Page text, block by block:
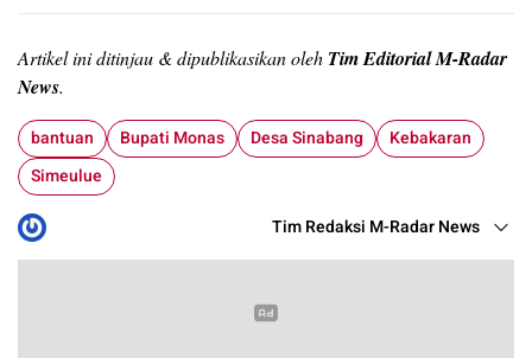
Artikel ini ditinjau & dipublikasikan oleh Tim Editorial M-Radar
News.
bantuan Bupati Monas Desa Sinabang
Kebakaran
Simeulue
Tim Redaksi M-Radar News